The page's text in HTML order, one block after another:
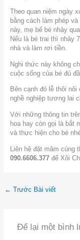
Theo quan niệm ngày
bằng cách làm phép
này, mẹ bế bé nhảy
Nếu là bé trai thì nhảy
nhà và làm rơi tiền.
Nghi thức này không
cuộc sống của bé đủ
Bên cạnh đó lễ thôi
nghề nghiệp tương lai
Với những thông tin
hoa hay còn gọi là bắt
và thực hiện cho bé
Liên hệ đặt mâm cúng
090.6606.377để Xôi
← Trước Bài viết
Để lại một bình